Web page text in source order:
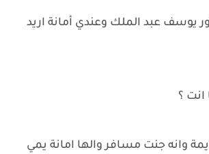
يوسف عبد الملك وعندي أمانة اريد
انت ؟
وانه جنت مسافر والها امانة يمي